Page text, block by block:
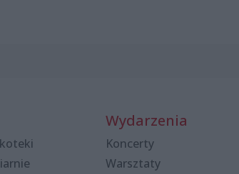
Wydarzenia
Koncerty
Warsztaty